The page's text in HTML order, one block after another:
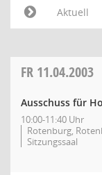
Aktuell
FR 11.04.2003
Ausschuss für
10:00-11:40 Uhr
Rotenburg,
Sitzungssaal